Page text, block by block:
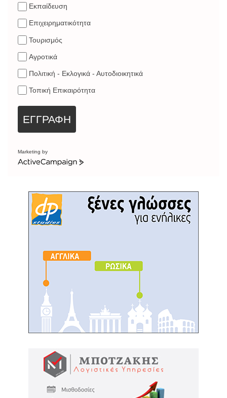
Εκπαίδευση
Επιχειρηματικότητα
Τουρισμός
Αγροτικά
Πολιτική - Εκλογικά - Αυτοδιοικητικά
Τοπική Επικαιρότητα
ΕΓΓΡΑΦΗ
Marketing by